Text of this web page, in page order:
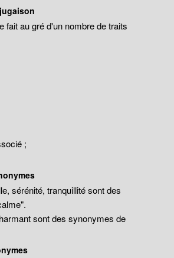
fait au gré d'un nombre de traits
;
sérénité, tranquillité sont des
sont des synonymes de